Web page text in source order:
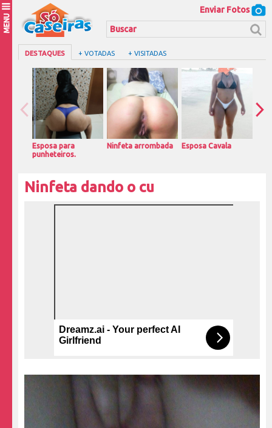
MENU
Enviar Fotos
DESTAQUES + VOTADAS + VISITADAS
Esposa para
punheteiros.
Ninfeta arrombada Esposa Cavala
Ninfeta dando o cu
Dreamz.ai - Your perfect AI
Girlfriend